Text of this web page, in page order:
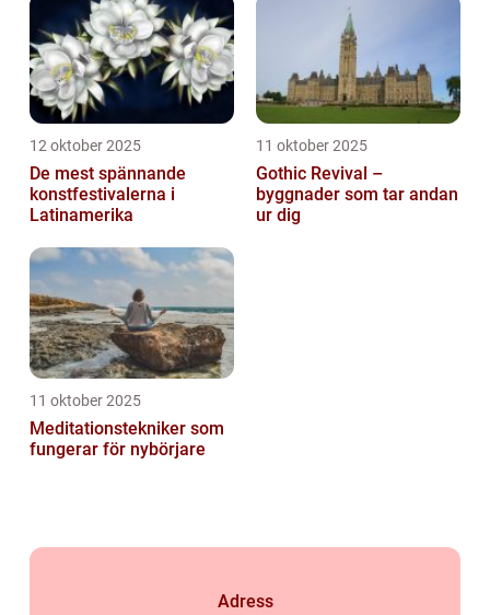
12 oktober 2025
De mest spännande
konstfestivalerna i
Latinamerika
11 oktober 2025
Gothic Revival –
byggnader som tar andan
ur dig
11 oktober 2025
Meditationstekniker som
fungerar för nybörjare
Adress